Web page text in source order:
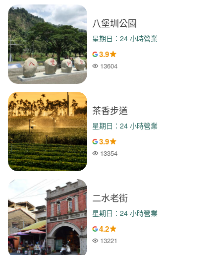
八堡圳公園
星期日：24 小時營業
3.9
人氣
13604
茶香步道
星期日：24 小時營業
3.9
人氣
13354
二水老街
星期日：24 小時營業
4.2
人氣
13221